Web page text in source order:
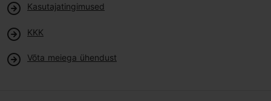
Kasutajatingimused
KKK
Võta meiega ühendust